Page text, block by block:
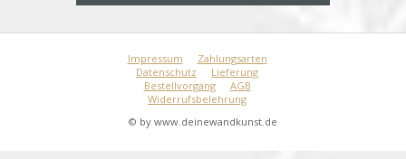
Impressum
Zahlungsarten
Datenschutz
Lieferung
Bestellvorgang
AGB
Widerrufsbelehrung
© by www.deinewandkunst.de